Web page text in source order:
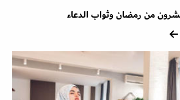
من رمضان وثواب الدعاء